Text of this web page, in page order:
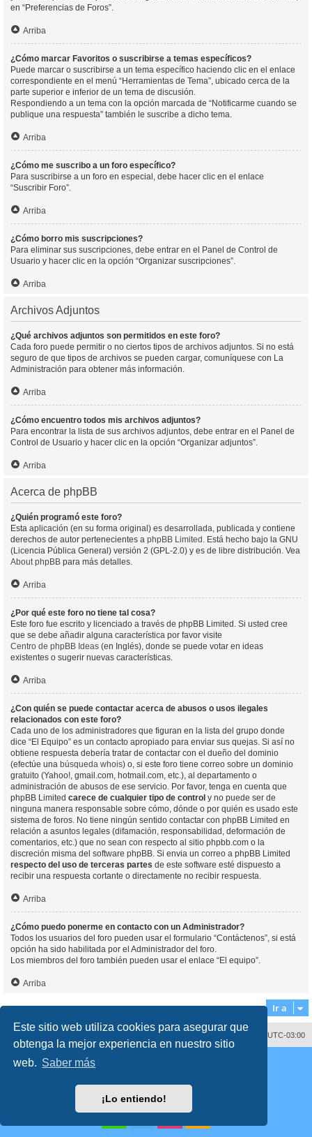
Este sitio web utiliza cookies para asegurar que
obtenga la mejor experiencia en nuestro sitio
web. Saber más
¡Lo entiendo!
en “Preferencias de Foros”.
Arriba
¿Cómo marcar Favoritos o suscribirse a temas específicos?
Puede marcar o suscribirse a un tema específico haciendo clic en el enlace
correspondiente en el menú “Herramientas de Tema”, ubicado cerca de la
parte superior e inferior de un tema de discusión.
Respondiendo a un tema con la opción marcada de “Notificarme cuando se
publique una respuesta” también le suscribe a dicho tema.
Arriba
¿Cómo me suscribo a un foro específico?
Para suscribirse a un foro en especial, debe hacer clic en el enlace
“Suscribir Foro”.
Arriba
¿Cómo borro mis suscripciones?
Para eliminar sus suscripciones, debe entrar en el Panel de Control de
Usuario y hacer clic en la opción “Organizar suscripciones”.
Arriba
Archivos Adjuntos
¿Qué archivos adjuntos son permitidos en este foro?
Cada foro puede permitir o no ciertos tipos de archivos adjuntos. Si no está
seguro de que tipos de archivos se pueden cargar, comuníquese con La
Administración para obtener más información.
Arriba
¿Cómo encuentro todos mis archivos adjuntos?
Para encontrar la lista de sus archivos adjuntos, debe entrar en el Panel de
Control de Usuario y hacer clic en la opción “Organizar adjuntos”.
Arriba
Acerca de phpBB
¿Quién programó este foro?
Esta aplicación (en su forma original) es desarrollada, publicada y contiene
derechos de autor pertenecientes a phpBB Limited . Está hecho bajo la GNU
(Licencia Pública General) versión 2 (GPL-2.0) y es de libre distribución. Vea
About phpBB para más detalles.
Arriba
¿Por qué este foro no tiene tal cosa?
Este foro fue escrito y licenciado a través de phpBB Limited. Si usted cree
que se debe añadir alguna característica por favor visite
Centro de phpBB Ideas (en Inglés), donde se puede votar en ideas
existentes o sugerir nuevas características.
Arriba
¿Con quién se puede contactar acerca de abusos o usos ilegales
relacionados con este foro?
Cada uno de los administradores que figuran en la lista del grupo donde
dice “El Equipo” es un contacto apropiado para enviar sus quejas. Si así no
obtiene respuesta debería tratar de contactar con el dueño del dominio
(efectúe una búsqueda whois) o, si este foro tiene correo sobre un dominio
gratuito (Yahoo!, gmail.com, hotmail.com, etc.), al departamento o
administración de abusos de ese servicio. Por favor, tenga en cuenta que
phpBB Limited carece de cualquier tipo de control y no puede ser de
ninguna manera responsable sobre cómo, dónde o por quién es usado este
sistema de foros. No tiene ningún sentido contactar con phpBB Limited en
relación a asuntos legales (difamación, responsabilidad, deformación de
comentarios, etc.) que no sean con respecto al sitio phpbb.com o la
discreción misma del software phpBB. Si envia un correo a phpBB Limited
respecto del uso de terceras partes de este software esté dispuesto a
recibir una respuesta cortante o directamente no recibir respuesta.
Arriba
¿Cómo puedo ponerme en contacto con un Administrador?
Todos los usuarios del foro pueden usar el formulario “Contáctenos”, si está
opción ha sido habilitada por el Administrador del foro.
Los miembros del foro también pueden usar el enlace “El equipo”.
Arriba
Ir a
Todos los horarios son UTC-03:00
Borrar cookies
Desarrollado por
® Forum Software © phpBB Limited
Traducción al español porphpBB España
Condiciones